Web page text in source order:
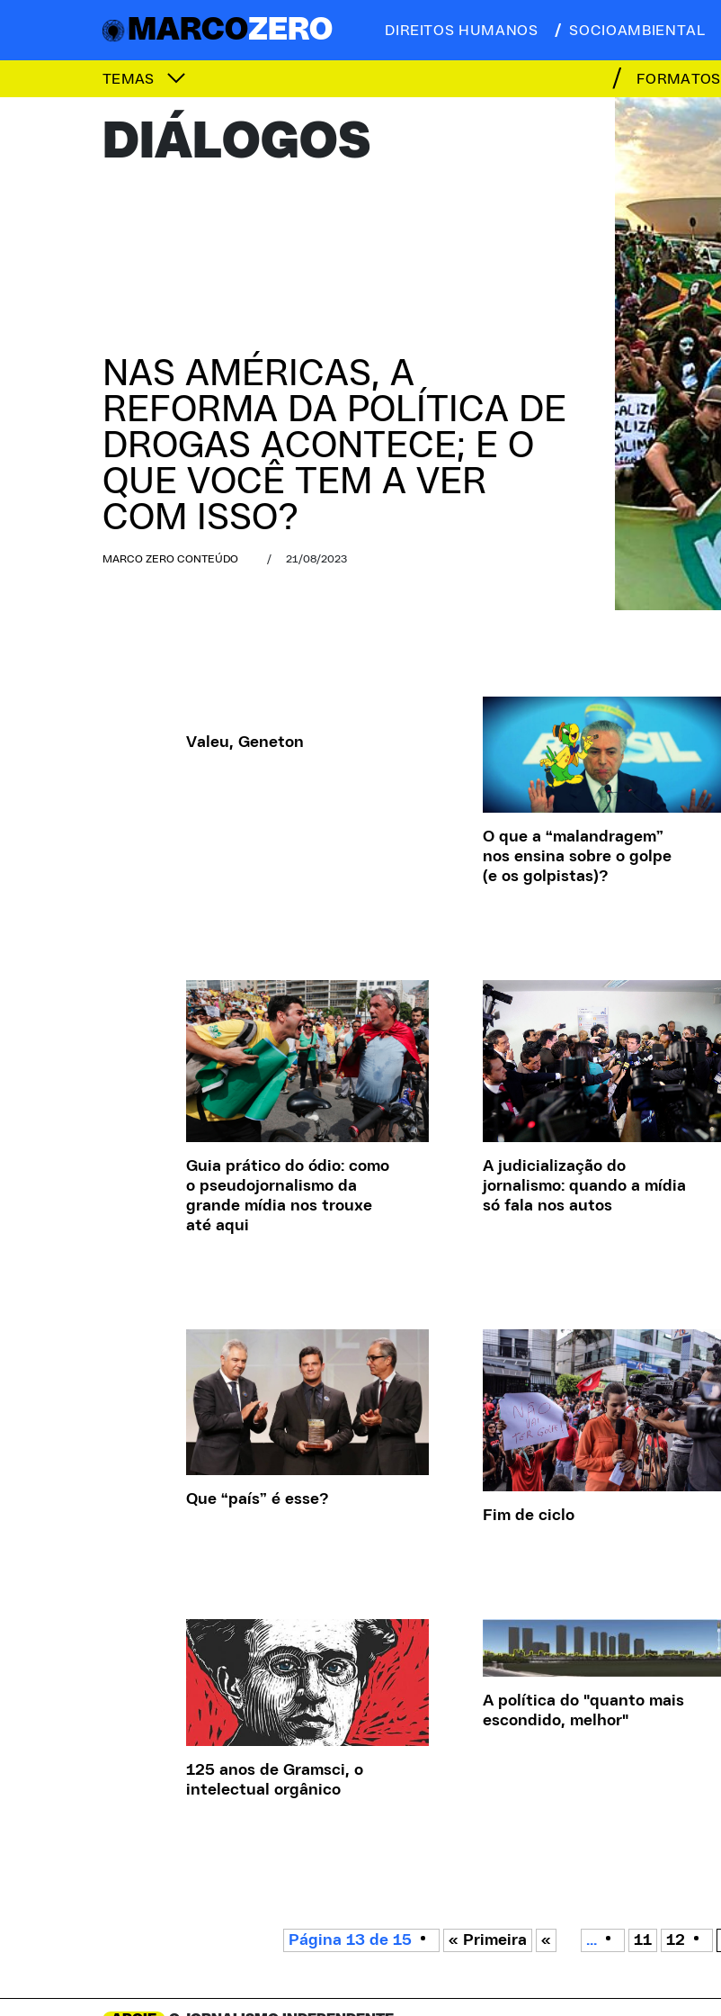
MARCOZERO DIREITOS HUMANOS SOCIOAMBIENTAL
TEMAS FORMATOS
DIÁLOGOS
NAS AMÉRICAS, A
REFORMA DA POLÍTICA DE
DROGAS ACONTECE; E O
QUE VOCÊ TEM A VER
COM ISSO?
MARCO ZERO CONTEÚDO / 21/08/2023
Valeu, Geneton
O que a “malandragem”
nos ensina sobre o golpe
(e os golpistas)?
Guia prático do ódio: como
o pseudojornalismo da
grande mídia nos trouxe
até aqui
A judicialização do
jornalismo: quando a mídia
só fala nos autos
Que “país” é esse?
Fim de ciclo
125 anos de Gramsci, o
intelectual orgânico
A política do "quanto mais
escondido, melhor"
Página 13 de 15 « Primeira « ... 11 12